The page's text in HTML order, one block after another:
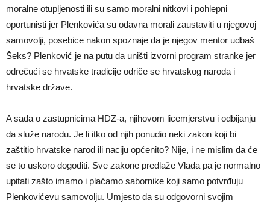
moralne otupljenosti ili su samo moralni nitkovi i pohlepni
oportunisti jer Plenkovića su odavna morali zaustaviti u njegovoj
samovolji, posebice nakon spoznaje da je njegov mentor udbaš
Šeks? Plenković je na putu da uništi izvorni program stranke jer
odrečući se hrvatske tradicije odriče se hrvatskog naroda i
hrvatske države.
A sada o zastupnicima HDZ-a, njihovom licemjerstvu i odbijanju
da služe narodu. Je li itko od njih ponudio neki zakon koji bi
zaštitio hrvatske narod ili naciju općenito? Nije, i ne mislim da će
se to uskoro dogoditi. Sve zakone predlaže Vlada pa je normalno
upitati zašto imamo i plaćamo sabornike koji samo potvrđuju
Plenkovićevu samovolju. Umjesto da su odgovorni svojim